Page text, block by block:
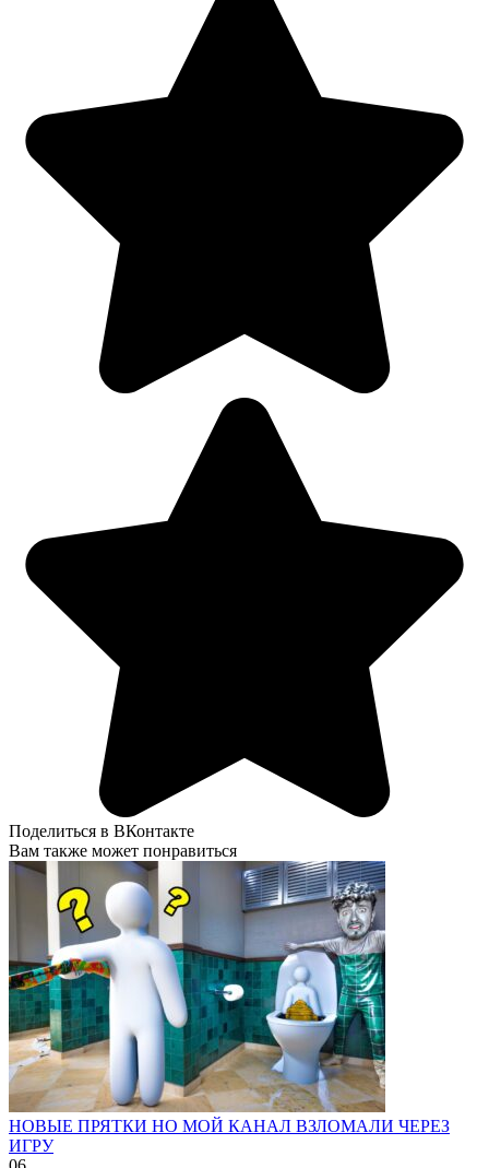
Поделиться в ВКонтакте
Вам также может понравиться
НОВЫЕ ПРЯТКИ НО МОЙ КАНАЛ ВЗЛОМАЛИ ЧЕРЕЗ
ИГРУ